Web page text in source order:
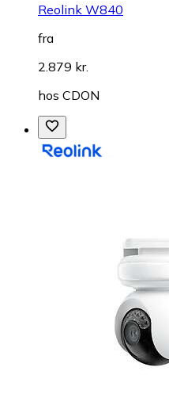
Reolink W840
fra
2.879 kr.
hos CDON